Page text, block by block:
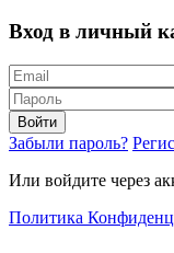
Вход в личный
Войти
Забыли пароль?
Или войдите через
Политика